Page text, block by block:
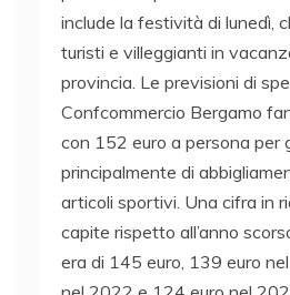
include la festività di lunedì,
turisti e villeggianti in
provincia. Le previsioni di
Confcommercio Bergamo
con 152 euro a persona per
principalmente di
articoli sportivi. Una cifra in
capite rispetto all’anno
era di 145 euro, 139 euro